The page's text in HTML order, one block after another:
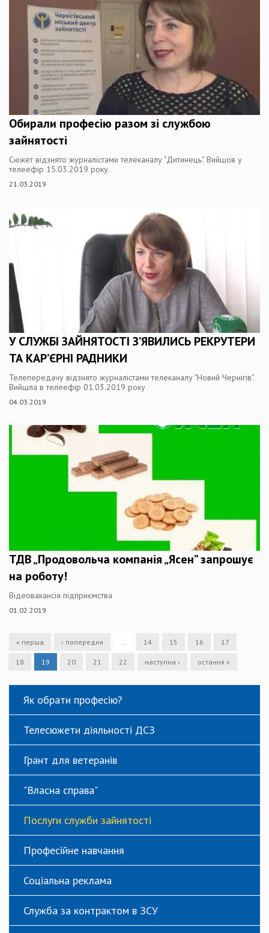
Обирали професію разом зі службою
зайнятості
Сюжет відзнято журналістами телеканалу "Дитинець". Вийшов у
телеефір 15.03.2019 року.
21.03.2019
У СЛУЖБІ ЗАЙНЯТОСТІ З’ЯВИЛИСЬ РЕКРУТЕРИ
ТА КАР’ЄРНІ РАДНИКИ
Телепередачу відзнято журналістами телеканалу "Новий Чернігів".
Вийшла в телеефір 01.03.2019 року
04.03.2019
ТДВ „Продовольча компанія „Ясен” запрошує
на роботу!
Відеовакансія підприємства
01.02.2019
« перша ‹ попередня … 14 15 16 17
18 19 20 21 22 наступна › остання »
Як обрати професію?
Телесюжети діяльності ДСЗ
Грант для ветеранів
"Власна справа"
Послуги служби зайнятості
Професійне навчання
Соціальна реклама
Служба за контрактом в ЗСУ